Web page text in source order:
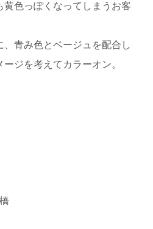
色っぽくなってしまうお客
青み色とベージュを配合し
ジを考えてカラーオン。